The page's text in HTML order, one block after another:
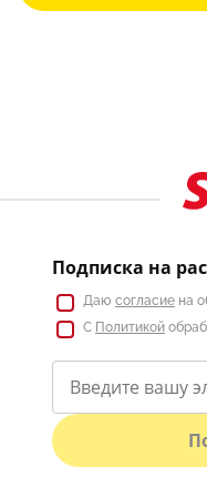
Подписка на
Даю согласие на
С Политикой